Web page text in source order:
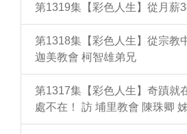
第1319集【彩色人生】從月薪
第1318集【彩色人生】從宗教
迦美教會 柯智雄弟兄
第1317集【彩色人生】奇蹟就
處不在！ 訪 埔里教會 陳珠卿